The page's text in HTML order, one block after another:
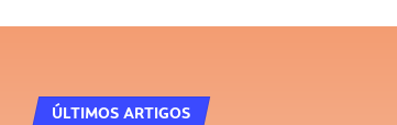
ÚLTIMOS ARTIGOS